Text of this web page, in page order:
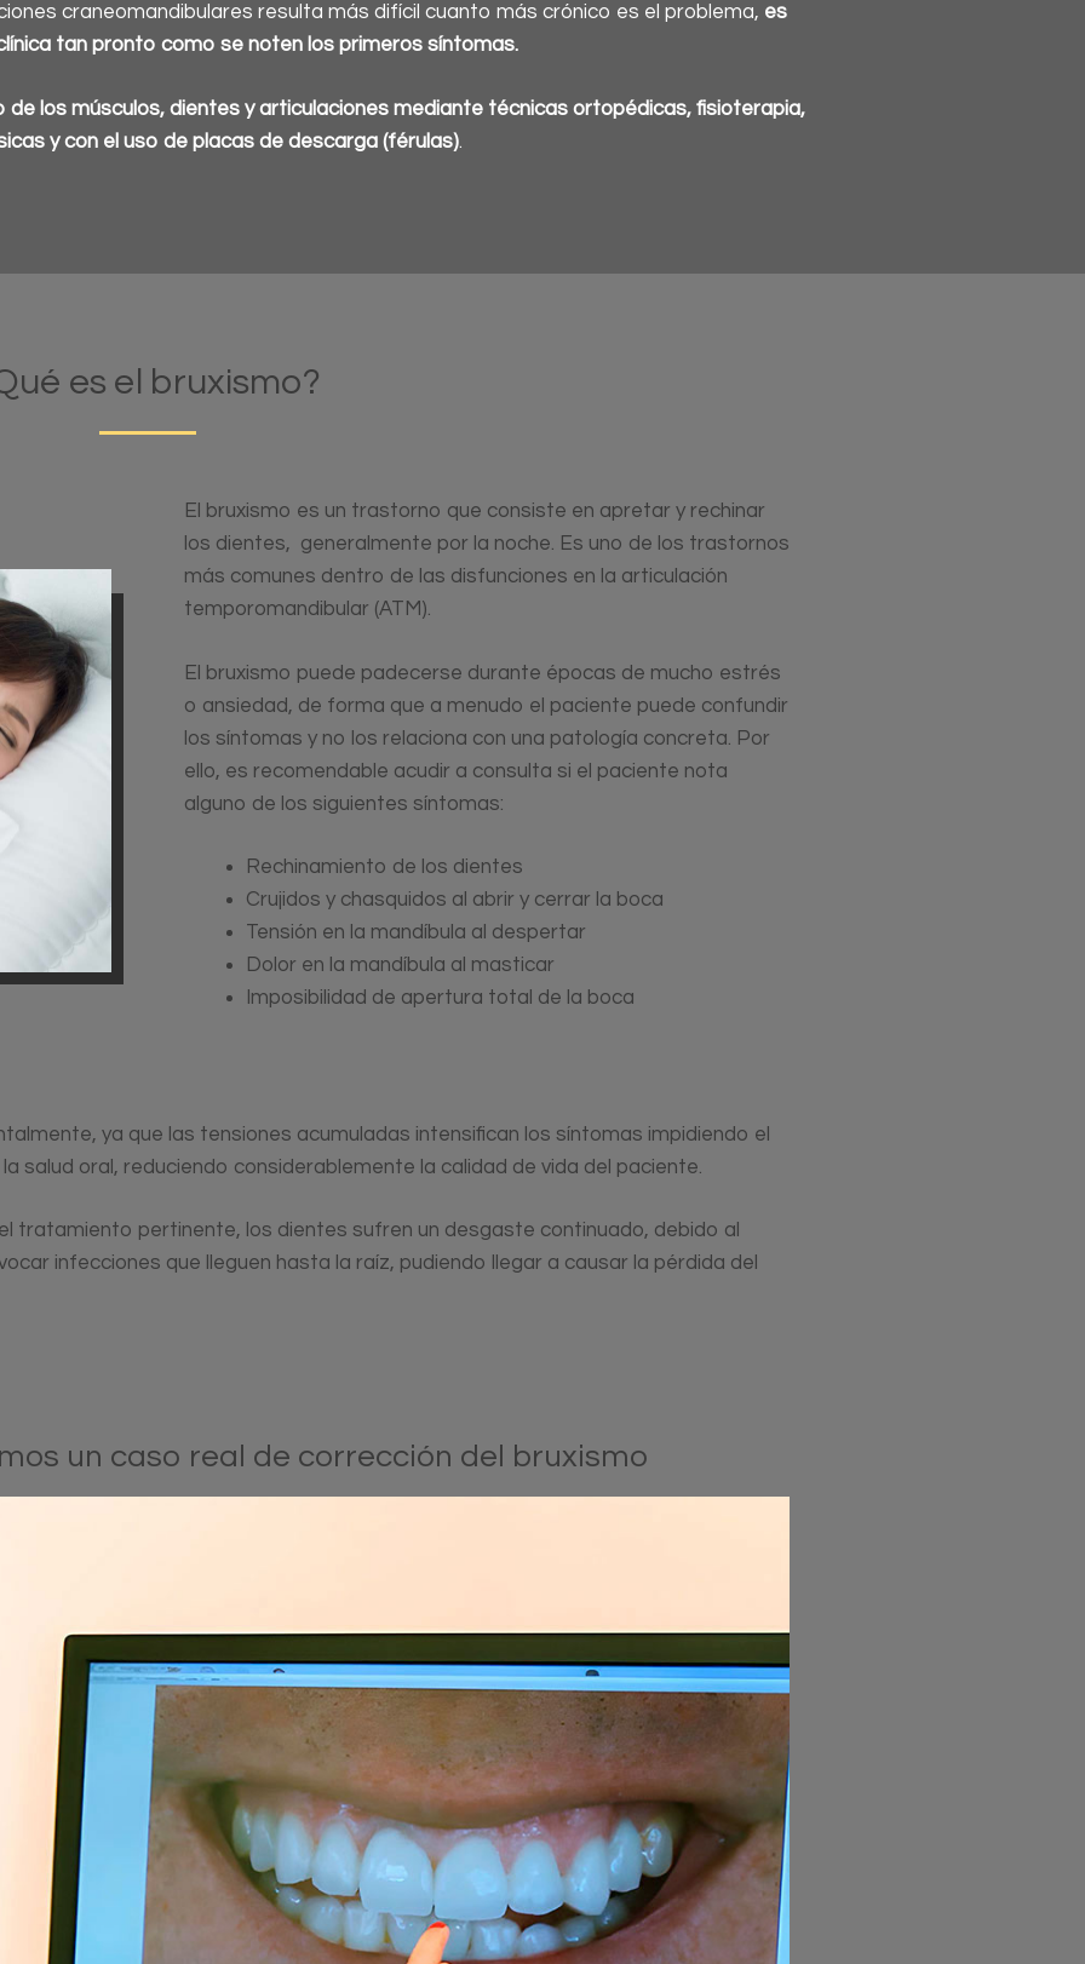
craneomandibulares resulta más difícil cuanto más crónico es el problema, es
tan pronto como se noten los primeros síntomas.
los músculos, dientes y articulaciones mediante técnicas ortopédicas, fisioterapia,
y con el uso de placas de descarga (férulas).
es el bruxismo?
El bruxismo es un trastorno que consiste en apretar y rechinar
los dientes, generalmente por la noche. Es uno de los trastornos
más comunes dentro de las disfunciones en la articulación
temporomandibular (ATM).
El bruxismo puede padecerse durante épocas de mucho estrés
o ansiedad, de forma que a menudo el paciente puede confundir
los síntomas y no los relaciona con una patología concreta. Por
ello, es recomendable acudir a consulta si el paciente nota
alguno de los siguientes síntomas:
Rechinamiento de los dientes
Crujidos y chasquidos al abrir y cerrar la boca
Tensión en la mandíbula al despertar
Dolor en la mandíbula al masticar
Imposibilidad de apertura total de la boca
ya que las tensiones acumuladas intensifican los síntomas impidiendo el
salud oral, reduciendo considerablemente la calidad de vida del paciente.
tratamiento pertinente, los dientes sufren un desgaste continuado, debido al
infecciones que lleguen hasta la raíz, pudiendo llegar a causar la pérdida del
un caso real de corrección del bruxismo